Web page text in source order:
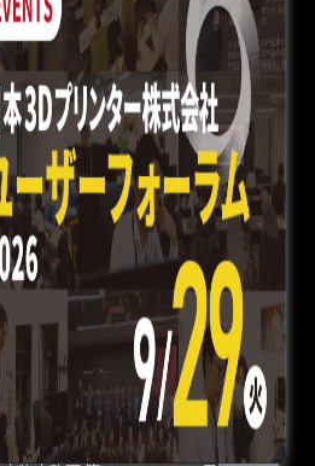
ンター株式会社
区晴海4丁目7-4
HARUMI 1F
8928
7771（共通）
3Dプリンター株式会社